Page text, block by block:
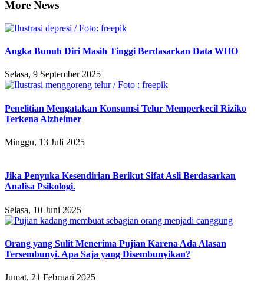
More News
Angka Bunuh Diri Masih Tinggi Berdasarkan Data WHO
Selasa, 9 September 2025
Penelitian Mengatakan Konsumsi Telur Memperkecil Riziko
Terkena Alzheimer
Minggu, 13 Juli 2025
Jika Penyuka Kesendirian Berikut Sifat Asli Berdasarkan
Analisa Psikologi.
Selasa, 10 Juni 2025
Orang yang Sulit Menerima Pujian Karena Ada Alasan
Tersembunyi. Apa Saja yang Disembunyikan?
Jumat, 21 Februari 2025